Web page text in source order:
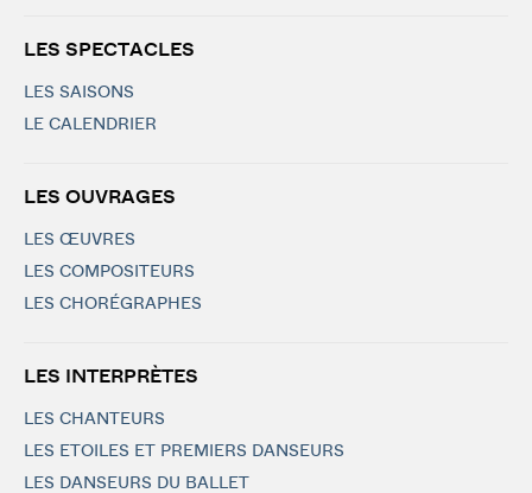
LES SPECTACLES
LES SAISONS
LE CALENDRIER
LES OUVRAGES
LES ŒUVRES
LES COMPOSITEURS
LES CHORÉGRAPHES
LES INTERPRÈTES
LES CHANTEURS
LES ETOILES ET PREMIERS DANSEURS
LES DANSEURS DU BALLET